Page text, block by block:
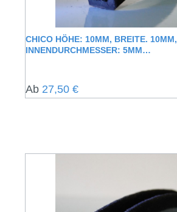
CHICO HÖHE: 10MM, BREITE. 10MM,
INNENDURCHMESSER: 5MM
Regulärer Preis:
Ab 27,50 €